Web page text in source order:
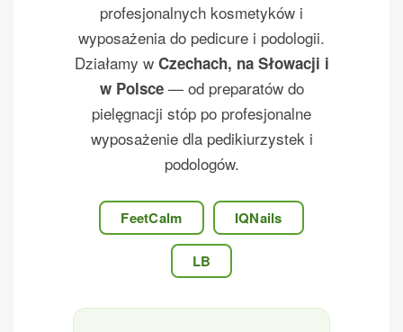
profesjonalnych kosmetyków i
wyposażenia do pedicure i podologii.
Działamy w Czechach, na Słowacji i
w Polsce— od preparatów do
pielęgnacji stóp po profesjonalne
wyposażenie dla pedikiurzystek i
podologów.
FeetCalm IQNails
LB